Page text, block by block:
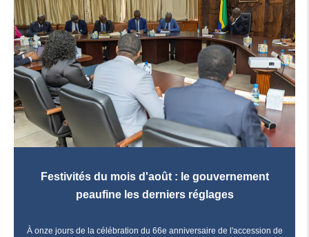
Festivités du mois d'août : le gouvernement
peaufine les derniers réglages
À onze jours de la célébration du 66e anniversaire de l'accession de